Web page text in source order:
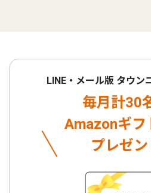
LINE・メール版 タウン
毎月計30
Amazonギフ
プレゼン